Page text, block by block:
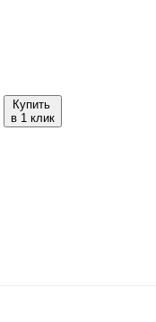
Купить
в 1 клик